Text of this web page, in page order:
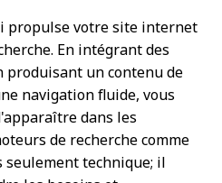
propulse votre site internet
En intégrant des
produisant un contenu de
navigation fluide, vous
dans les
de recherche comme
seulement technique; il